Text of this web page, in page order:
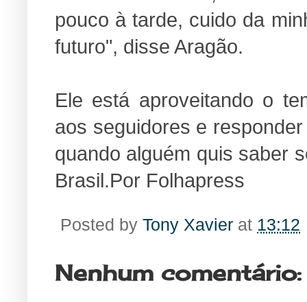
pouco à tarde, cuido da
futuro", disse Aragão.
Ele está aproveitando o
aos seguidores e
quando alguém quis saber
Brasil.Por Folhapress
Posted by Tony Xavier at 13:12
Nenhum comentário: